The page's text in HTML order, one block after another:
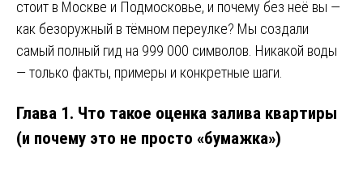
стоит в Москве и Подмосковье, и почему без неё вы —
как безоружный в тёмном переулке? Мы создали
самый полный гид на 999 000 символов. Никакой воды
— только факты, примеры и конкретные шаги.
Глава 1. Что такое оценка залива квартиры
(и почему это не просто «бумажка»)